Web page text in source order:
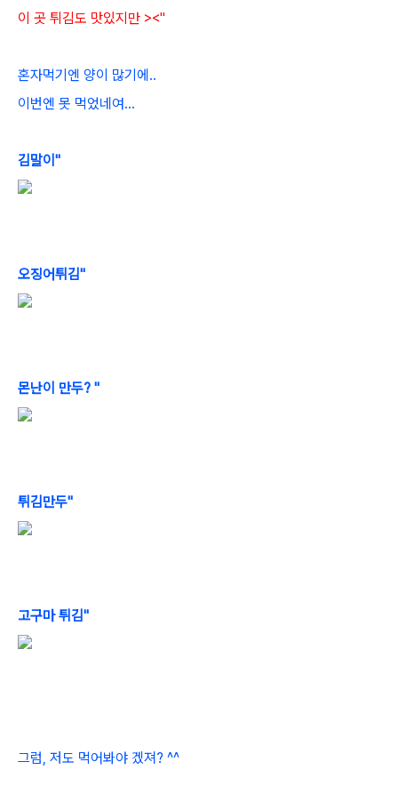
이 곳 튀김도 맛있지만 ><"
혼자먹기엔 양이 많기에..
이번엔 못 먹었네여...
김말이"
오징어튀김"
몬난이 만두? "
튀김만두"
고구마 튀김"
그럼, 저도 먹어봐야 겠져? ^^